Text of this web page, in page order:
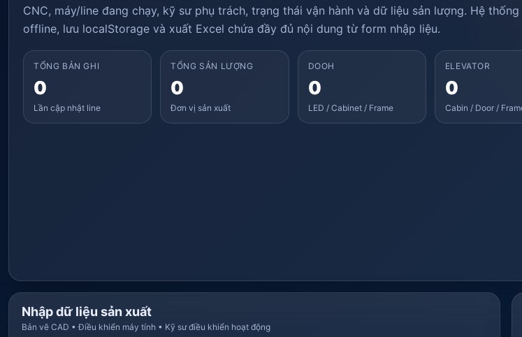
CNC, máy/line đang chạy, kỹ sư phụ trách, trạng thái vận hành và dữ liệu sản lượng. Hệ
offline, lưu localStorage và xuất Excel chứa đầy đủ nội dung từ form nhập liệu.
TỔNG BẢN GHI
0
Lần cập nhật line
TỔNG SẢN LƯỢNG
0
Đơn vị sản xuất
DOOH
0
LED / Cabinet / Frame
ELEVATOR
0
Cabin / Door /
Nhập dữ liệu sản xuất
Bản vẽ CAD • Điều khiển máy tính • Kỹ sư điều khiển hoạt động